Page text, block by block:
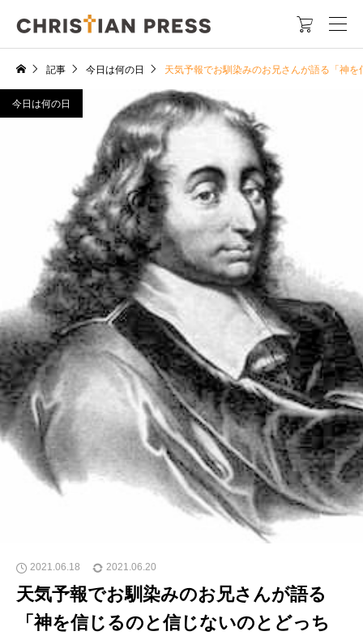

記事 今日は何の日 天気予報でお馴染みのお兄さんが語る「神
今日は何の日
2021.06.18 2021.06.20
天気予報でお馴染みのお兄さんが語る
「神を信じるのと信じないのとどっち